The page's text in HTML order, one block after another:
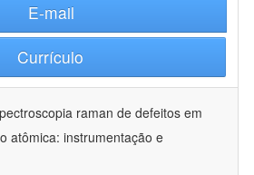
E-mail
Currículo
raman de defeitos em
atômica: instrumentação e